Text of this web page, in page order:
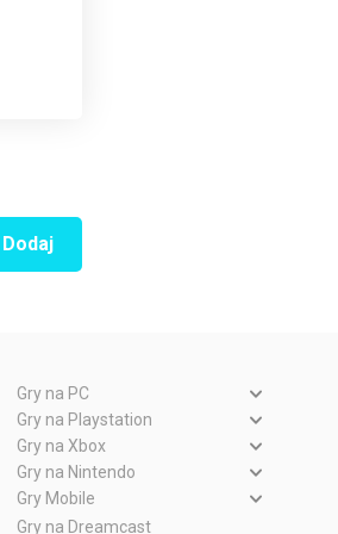
Dodaj
Gry na PC
Gry PC
Gry WWW
Gry na Playstation
Gry PlayStation 5
Gry PlayStation 4
Gry PlayStation 3
Gry na Xbox
Gry Xbox Series X
Gry Xbox One
Gry na Nintendo
Gry Nintendo Switch
Gry Nintendo Wii
Gry Mobile
Gry Android
Gry na Dreamcast